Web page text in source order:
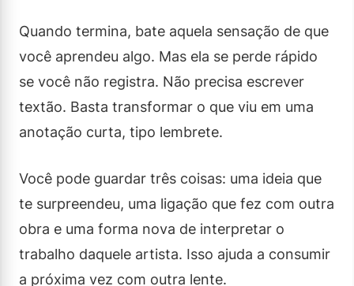
Quando termina, bate aquela sensação de que
você aprendeu algo. Mas ela se perde rápido
se você não registra. Não precisa escrever
textão. Basta transformar o que viu em uma
anotação curta, tipo lembrete.
Você pode guardar três coisas: uma ideia que
te surpreendeu, uma ligação que fez com outra
obra e uma forma nova de interpretar o
trabalho daquele artista. Isso ajuda a consumir
a próxima vez com outra lente.